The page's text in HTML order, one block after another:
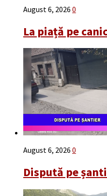
August 6, 2026 0
La piață pe
August 6, 2026 0
Dispută pe